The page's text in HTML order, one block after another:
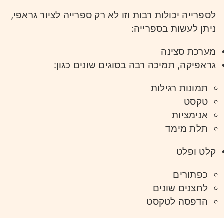
לספרייה יכולות רבות וזו לא רק ספרייה לציור גראפי,
ניתן לעשות בספרייה:
מערכת סצינה
גראפיקה, תמיכה רבה בסוגים שונים כגון:
תמונות רגילות
טקסט
אנימציות
תלת מימד
קלט ופלט
כפתורים
לחצנים שונים
הדפסה לטקסט